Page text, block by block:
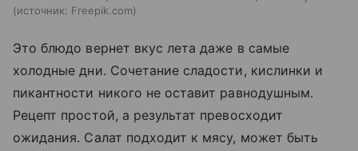
источник: Freepik.com
Это блюдо вернет вкус лета даже в самые
холодные дни. Сочетание сладости, кислинки и
пикантности никого не оставит равнодушным.
Рецепт простой, а результат превосходит
ожидания. Салат подходит к мясу, может быть